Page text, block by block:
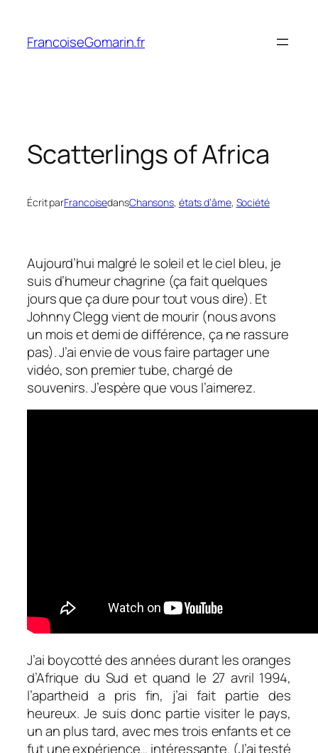
contenu
FrancoiseGomarin.fr
Scatterlings of Africa
Écrit parFrancoisedansChansons, états d’âme, Société
Aujourd’hui malgré le soleil et le ciel bleu, je
suis d’humeur chagrine (ça fait quelques
jours que ça dure pour tout vous dire). Et
Johnny Clegg vient de mourir (nous avons
un mois et demi de différence, ça ne rassure
pas). J’ai envie de vous faire partager une
vidéo, son premier tube, chargé de
souvenirs. J’espère que vous l’aimerez.
J’ai boycotté des années durant les oranges
d’Afrique du Sud et quand le 27 avril 1994,
l’apartheid a pris fin, j’ai fait partie des
heureux. Je suis donc partie visiter le pays,
un an plus tard, avec mes trois enfants et ce
fut une expérience… intéressante. (J’ai testé